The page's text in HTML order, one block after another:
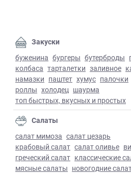
шурпа в горшочках - фото
Закуски
буженина бургеры бутерброды
колбаса тарталетки заливное
намазки паштет хумус палочки
роллы холодец шаурма
топ быстрых, вкусных и простых
Салаты
салат мимоза салат цезарь
крабовый салат салат оливье
греческий салат классические
мясные салаты новогодние